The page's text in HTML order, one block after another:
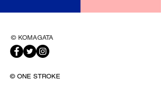
© KOMAGATA
© ONE STROKE